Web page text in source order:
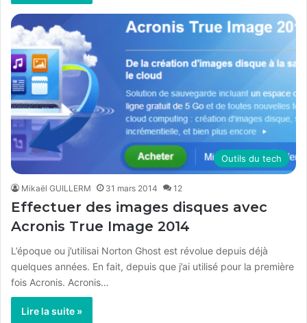
Outils du tech
Mikaël GUILLERM 31 mars 2014 12
Effectuer des images disques avec
Acronis True Image 2014
L’époque ou j’utilisai Norton Ghost est révolue depuis déjà
quelques années. En fait, depuis que j’ai utilisé pour la première
fois Acronis. Acronis…
Lire la suite »